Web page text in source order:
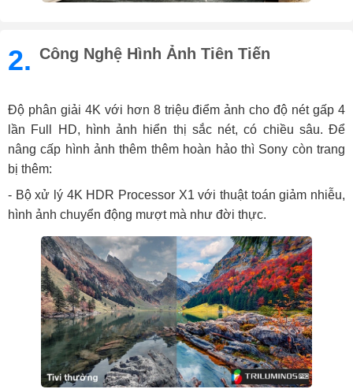
2. Công Nghệ Hình Ảnh Tiên Tiến
Độ phân giải 4K với hơn 8 triệu điểm ảnh cho độ nét gấp 4
lần Full HD, hình ảnh hiển thị sắc nét, có chiều sâu. Để
nâng cấp hình ảnh thêm thêm hoàn hảo thì Sony còn trang
bị thêm:
- Bộ xử lý 4K HDR Processor X1 với thuật toán giảm nhiễu,
hình ảnh chuyển động mượt mà như đời thực.